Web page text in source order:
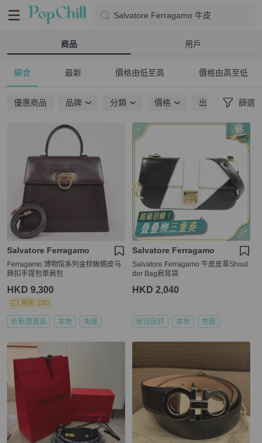
Salvatore Ferragamo 牛皮
商品 用戶
綜合 最新 價格由低至高 價格由高至低
優惠商品 品牌 分類 價格 出貨地點 篩選
Salvatore Ferragamo
Ferragamo 博物馆系列金棕蜥蜴皮马
蹄扣手提包单肩包
HKD 9,300
現折 200
近新閒置品 本地 免運
Salvatore Ferragamo
Salvatore Ferragamo 牛皮皮革Shoul
der Bag肩背袋
HKD 2,040
狀況良好 本地 免運